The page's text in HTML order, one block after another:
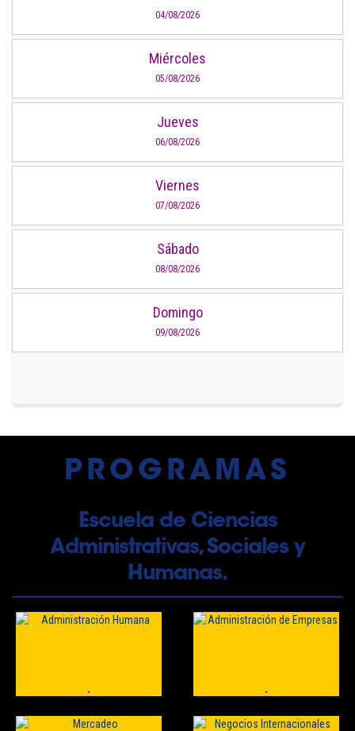
04/08/2026
Miércoles
05/08/2026
Jueves
06/08/2026
Viernes
07/08/2026
Sábado
08/08/2026
Domingo
09/08/2026
PROGRAMAS
Escuela de Ciencias
Administrativas, Sociales y
Humanas.